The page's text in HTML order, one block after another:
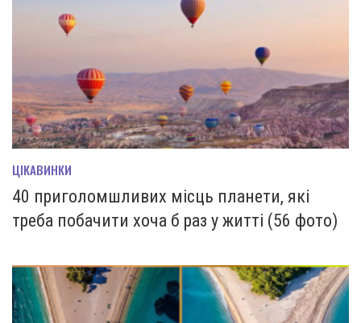
ЦІКАВИНКИ
40 приголомшливих місць планети, які
треба побачити хоча б раз у житті (56 фото)